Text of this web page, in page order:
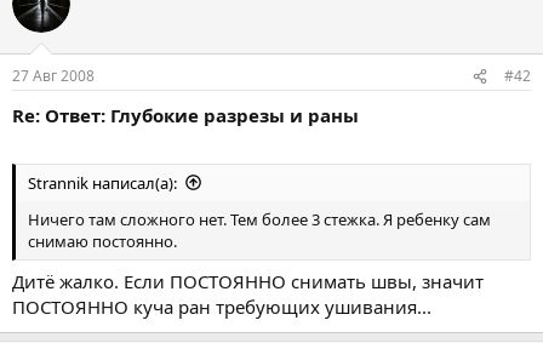
27 Авг 2008 #42
Re: Ответ: Глубокие разрезы и раны
Strannik написал(а):
Ничего там сложного нет. Тем более 3 стежка. Я ребенку сам
снимаю постоянно.
Дитё жалко. Если ПОСТОЯННО снимать швы, значит
ПОСТОЯННО куча ран требующих ушивания...